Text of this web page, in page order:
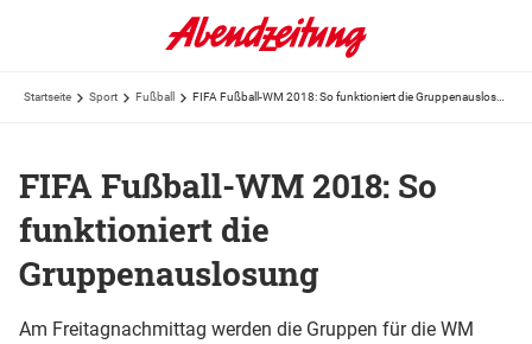
Startseite Sport Fußball
FIFA Fußball-WM 2018: So
funktioniert die
Gruppenauslosung
Am Freitagnachmittag werden die Gruppen für die WM